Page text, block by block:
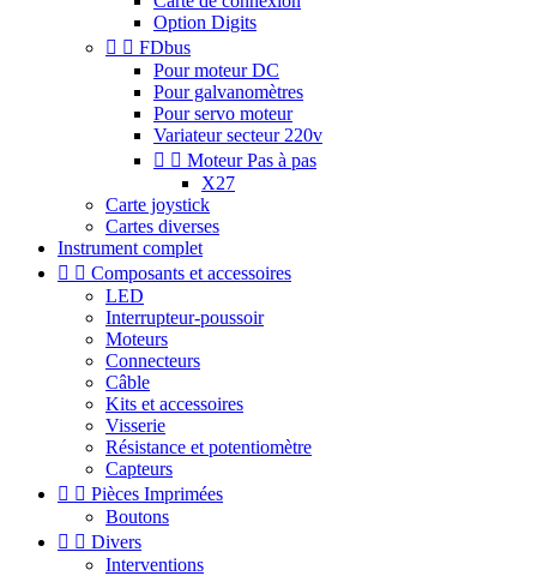
Option Digits
  FDbus
Pour moteur DC
Pour galvanomètres
Pour servo moteur
Variateur secteur 220v
  Moteur Pas à pas
X27
Carte joystick
Cartes diverses
Instrument complet
  Composants et accessoires
LED
Interrupteur-poussoir
Moteurs
Connecteurs
Câble
Kits et accessoires
Visserie
Résistance et potentiomètre
Capteurs
  Pièces Imprimées
Boutons
  Divers
Interventions